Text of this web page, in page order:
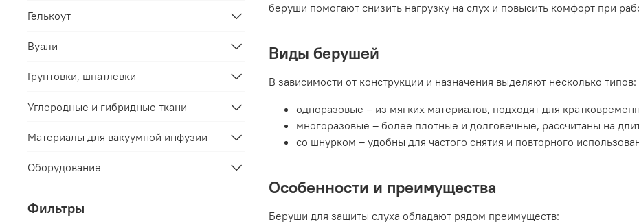
беруши помогают снизить нагрузку на слух и повысить комфорт при
Виды берушей
В зависимости от конструкции и назначения выделяют несколько типов:
одноразовые – из мягких материалов, подходят для
многоразовые – более плотные и долговечные, рассчитаны на
со шнурком – удобны для частого снятия и повторного
Особенности и преимущества
Беруши для защиты слуха обладают рядом преимуществ:
Гелькоут
Вуали
Грунтовки, шпатлевки
Углеродные и гибридные ткани
Материалы для вакуумной инфузии
Оборудование
Фильтры